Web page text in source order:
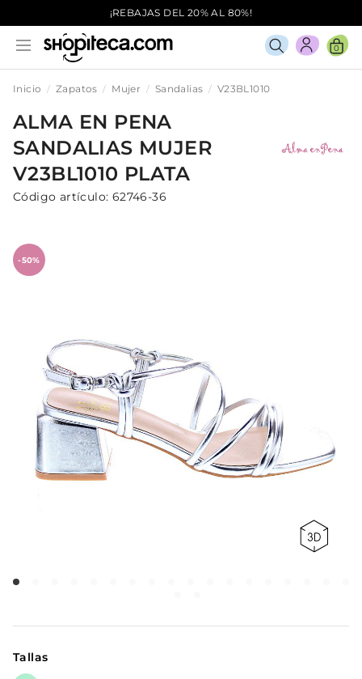
¡REBAJAS DEL 20% AL 80%!
0
Inicio Zapatos Mujer Sandalias V23BL1010
ALMA EN PENA
SANDALIAS MUJER
V23BL1010 PLATA
Código artículo: 62746-36
-50%
Tallas